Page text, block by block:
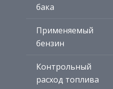
бака
Применяемый
бензин
Контрольный
расход топлива